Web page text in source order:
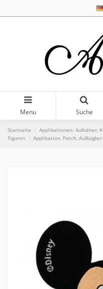
Menu Suche
Startseite Applikationen: Aufnäher,
Figuren
Applikation, Patch,